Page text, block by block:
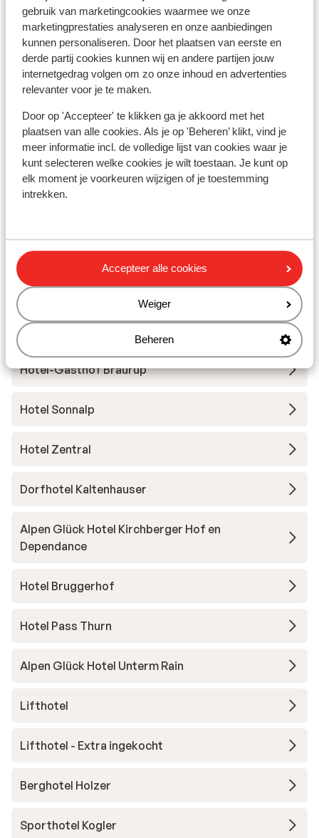
gebruik van marketingcookies waarmee we onze
marketingprestaties analyseren en onze aanbiedingen
kunnen personaliseren. Door het plaatsen van eerste en
derde partij cookies kunnen wij en andere partijen jouw
internetgedrag volgen om zo onze inhoud en advertenties
relevanter voor je te maken.
Door op 'Accepteer' te klikken ga je akkoord met het
plaatsen van alle cookies. Als je op 'Beheren’ klikt, vind je
meer informatie incl. de volledige lijst van cookies waar je
kunt selecteren welke cookies je wilt toestaan. Je kunt op
elk moment je voorkeuren wijzigen of je toestemming
intrekken.
Accepteer alle cookies
Weiger
Beheren
Winkels: 500 m
(Mini)supermarkt: 700 m
Skipas, -les en verhuur
Skilessen
Skimateriaal
Andere accommodaties in
Kirchberg/Kitzbühel
Pension-Gästehaus Jordan
Pension-Gästehaus Jordan - extra ingekocht
Hotel-Gasthof Bräurup
Hotel Sonnalp
Hotel Zentral
Dorfhotel Kaltenhauser
Alpen Glück Hotel Kirchberger Hof en
Dependance
Hotel Bruggerhof
Hotel Pass Thurn
Alpen Glück Hotel Unterm Rain
Lifthotel
Lifthotel - Extra ingekocht
Berghotel Holzer
Sporthotel Kogler